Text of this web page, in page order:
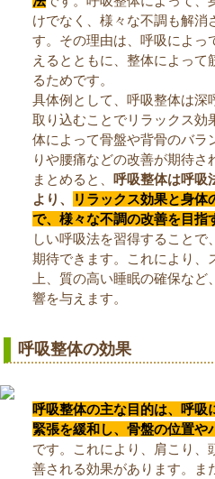
けでなく、様々な不調も解消
す。その理由は、呼吸によっ
えるとともに、整体によって
るためです。
具体例として、呼吸整体は深
取り込むことでリラックス効
体によって骨盤や背骨のバラ
りや腰痛などの改善が期待さ
まとめると、 呼吸整体は呼吸
より、
リラックス効果と身体
で、様々な不調の改善を目指
しい呼吸法を習得すること
期待できます。これにより、
上、質の高い睡眠の確保な
響を与えます。
呼吸整体の効果
呼吸整体の主な目的は、呼吸
緊張を緩和し、骨盤の位置や
です。これにより、肩こり、
善される効果があります。ま